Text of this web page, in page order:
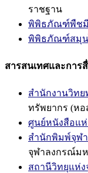
ราชฐาน
พิพิธภัณฑ์พืช
พิพิธภัณฑ์สมุน
สารสนเทศและการ
สำนักงานวิท
ทรัพยากร (หอ
ศูนย์หนังสือแห่
สำนักพิมพ์จุฬ
จุฬาลงกรณ์ม
สถานีวิทยุแห่ง